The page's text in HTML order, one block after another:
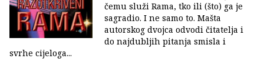
čemu služi Rama, tko ili (što) ga je
sagradio. I ne samo to. Mašta
autorskog dvojca odvodi čitatelja i
do najdubljih pitanja smisla i
svrhe cijeloga...